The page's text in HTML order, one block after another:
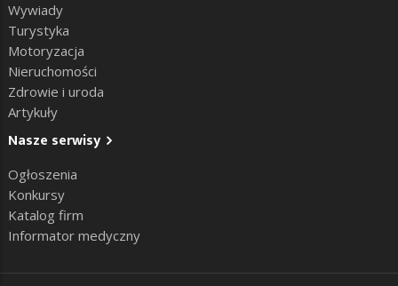
Wywiady
Turystyka
Motoryzacja
Nieruchomości
Zdrowie i uroda
Artykuły
Nasze serwisy
Ogłoszenia
Konkursy
Katalog firm
Informator medyczny